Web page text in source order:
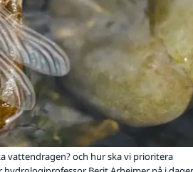
vattendragen? och hur ska vi prioritera